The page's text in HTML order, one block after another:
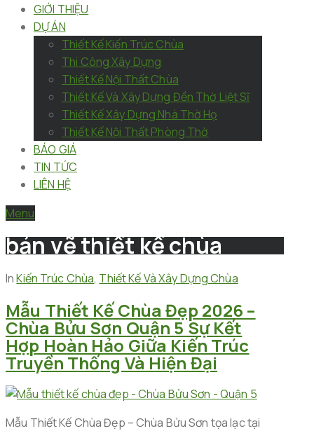
GIỚI THIỆU
DỰ ÁN
Thiết Kế Kiến Trúc Chùa
Thi Công Xây Dựng
Thiết Kế Nội Thất Chùa
Thiết Kế Và Xây Dựng Đền Thờ Liệt Sĩ
Thiết Kế Xây Dựng Nhà Thờ Họ
Thiết Kế Nội Thất Phòng Thờ
BÁO GIÁ
TIN TỨC
LIÊN HỆ
Menu
bản vẽ thiết kế chùa
In Kiến Trúc Chùa, Thiết Kế Và Xây Dựng Chùa
Mẫu Thiết Kế Chùa Đẹp 2026 –
Chùa Bửu Sơn Quận 5 Sự Kết
Hợp Hoàn Hảo Giữa Kiến Trúc
Truyền Thống Và Hiện Đại
Mẫu Thiết Kế Chùa Đẹp – Chùa Bửu Sơn tọa lạc tại